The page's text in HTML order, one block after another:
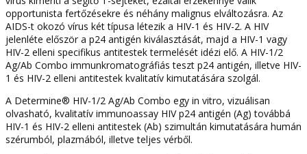
opportunista fertőzésekre és néhány malignus elváltozásra. Az
AIDS-t okozó vírus két típusa létezik a HIV-1 és HIV-2. A HIV
jelenléte először a p24 antigén kiválasztását, majd a HIV-1 vagy
HIV-2 elleni specifikus antitestek termelését idézi elő. A HIV-1/2
Ag/Ab Combo immunkromatográfiás teszt p24 antigén, illetve HIV-
1 és HIV-2 elleni antitestek kvalitatív kimutatására szolgál.
A Determine® HIV-1/2 Ag/Ab Combo egy in vitro, vizuálisan
olvasható, kvalitatív immunoassay HIV p24 antigén (Ag) továbbá
HIV-1 és HIV-2 elleni antitestek (Ab) szimultán kimutatására humán
szérumból, plazmából, illetve teljes vérből.